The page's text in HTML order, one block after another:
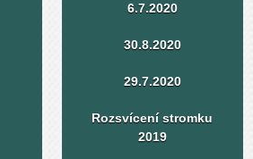
6.7.2020
30.8.2020
29.7.2020
Rozsvícení stromku
2019